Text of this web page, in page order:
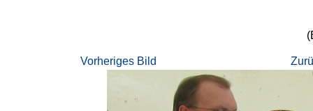
Vorheriges Bild